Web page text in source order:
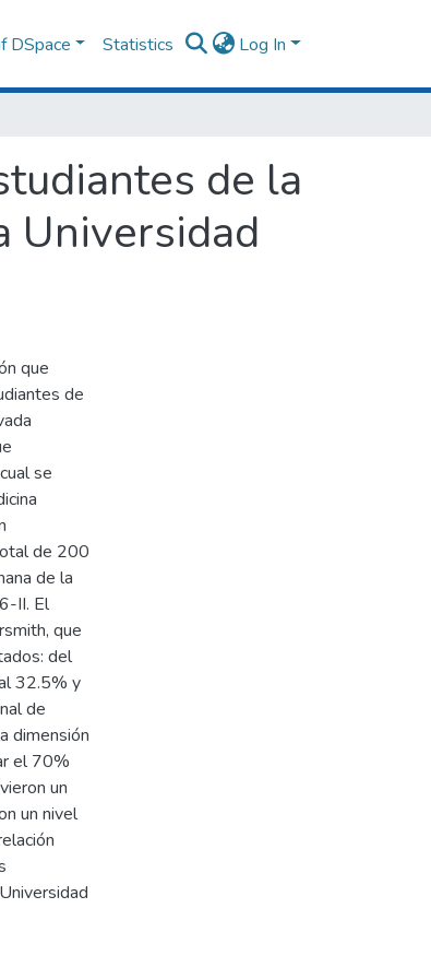
DSpace Statistics Log In
de la
Universidad
que
de
se
de 200
de la
II. El
que
del
32.5% y
de
dimensión
el 70%
un
un nivel